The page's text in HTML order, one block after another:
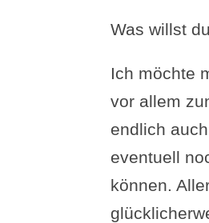
Was willst
Ich möchte
vor allem
endlich
eventuell
können.